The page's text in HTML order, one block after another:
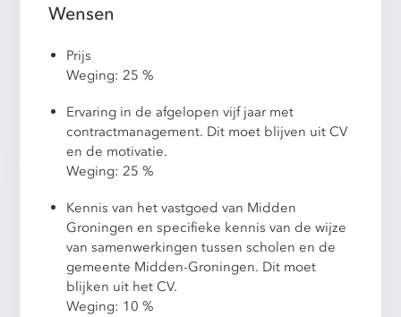
Wensen
Prijs
Weging: 25 %
Ervaring in de afgelopen vijf jaar met
contractmanagement. Dit moet blijven uit CV
en de motivatie.
Weging: 25 %
Kennis van het vastgoed van Midden
Groningen en specifieke kennis van de wijze
van samenwerkingen tussen scholen en de
gemeente Midden-Groningen. Dit moet
blijken uit het CV.
Weging: 10 %